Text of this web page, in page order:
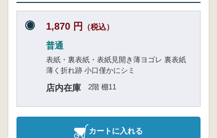
1,870 円 （税込）
普通
表紙・裏表紙・表紙見開き薄ヨゴレ 裏表紙
薄く折れ跡 小口僅かにシミ
店内在庫 2階 棚11
カートに入れる